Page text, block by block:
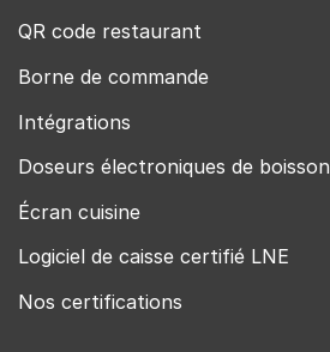
QR code restaurant
Borne de commande
Intégrations
Doseurs électroniques de boisson
Écran cuisine
Logiciel de caisse certifié LNE
Nos certifications